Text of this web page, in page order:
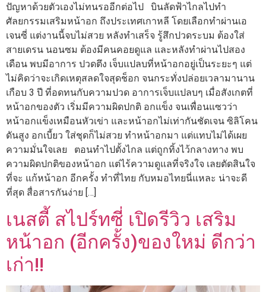
ปัญหาด้วยตัวเองไม่ทนรออีกต่อไป บินลัดฟ้าไกลไปทำ
ศัลยกรรมเสริมหน้าอก ถึงประเทศเกาหลี โดยเลือกทำผ่านเอ
เจนซี่ แต่งานนี้จบไม่สวย หลังทำเสร็จ รู้สึกปวดระบม ต้องใส่
สายเดรน นอนซม ต้องมีคนคอยดูแล และหลังทำผ่านไปสอง
เดือน พบมีอาการ ปวดตึง เจ็บแปลบที่หน้าอกอยู่เป็นระยะๆ แต่
ไม่คิดว่าจะเกิดเหตุสลดใจสุดช็อก จนกระทั่งปล่อยเวลามานาน
เกือบ 3 ปี ที่อดทนกับความปวด อาการเจ็บแปลบๆ เมื่อสังเกตที่
หน้าอกของตัว เริ่มมีความผิดปกติ อกแข็ง จนเพื่อนแซวว่า
หน้าอกแข็งเหมือนหัวเข่า และหน้าอกไม่เท่ากันชัดเจน ซิลิโคน
ดันสูง อกเบี้ยว ใส่ชุดก็ไม่สวย ทำหน้าอกมา แต่แทบไม่ได้เผย
ความมั่นใจเลย ตอนทำไปตั้งไกล แต่ถูกทิ้งไว้กลางทาง พบ
ความผิดปกติของหน้าอก แต่ไร้ความดูแลที่จริงใจ เลยตัดสินใจ
ที่จะ แก้หน้าอก อีกครั้ง ทำที่ไทย กับหมอไทยนี่แหละ น่าจะดี
ที่สุด สื่อสารกันง่าย […]
เนสตี้ สไปร์ทซี่ เปิดรีวิว เสริม
หน้าอก (อีกครั้ง)ของใหม่ ดีกว่า
เก่า!!